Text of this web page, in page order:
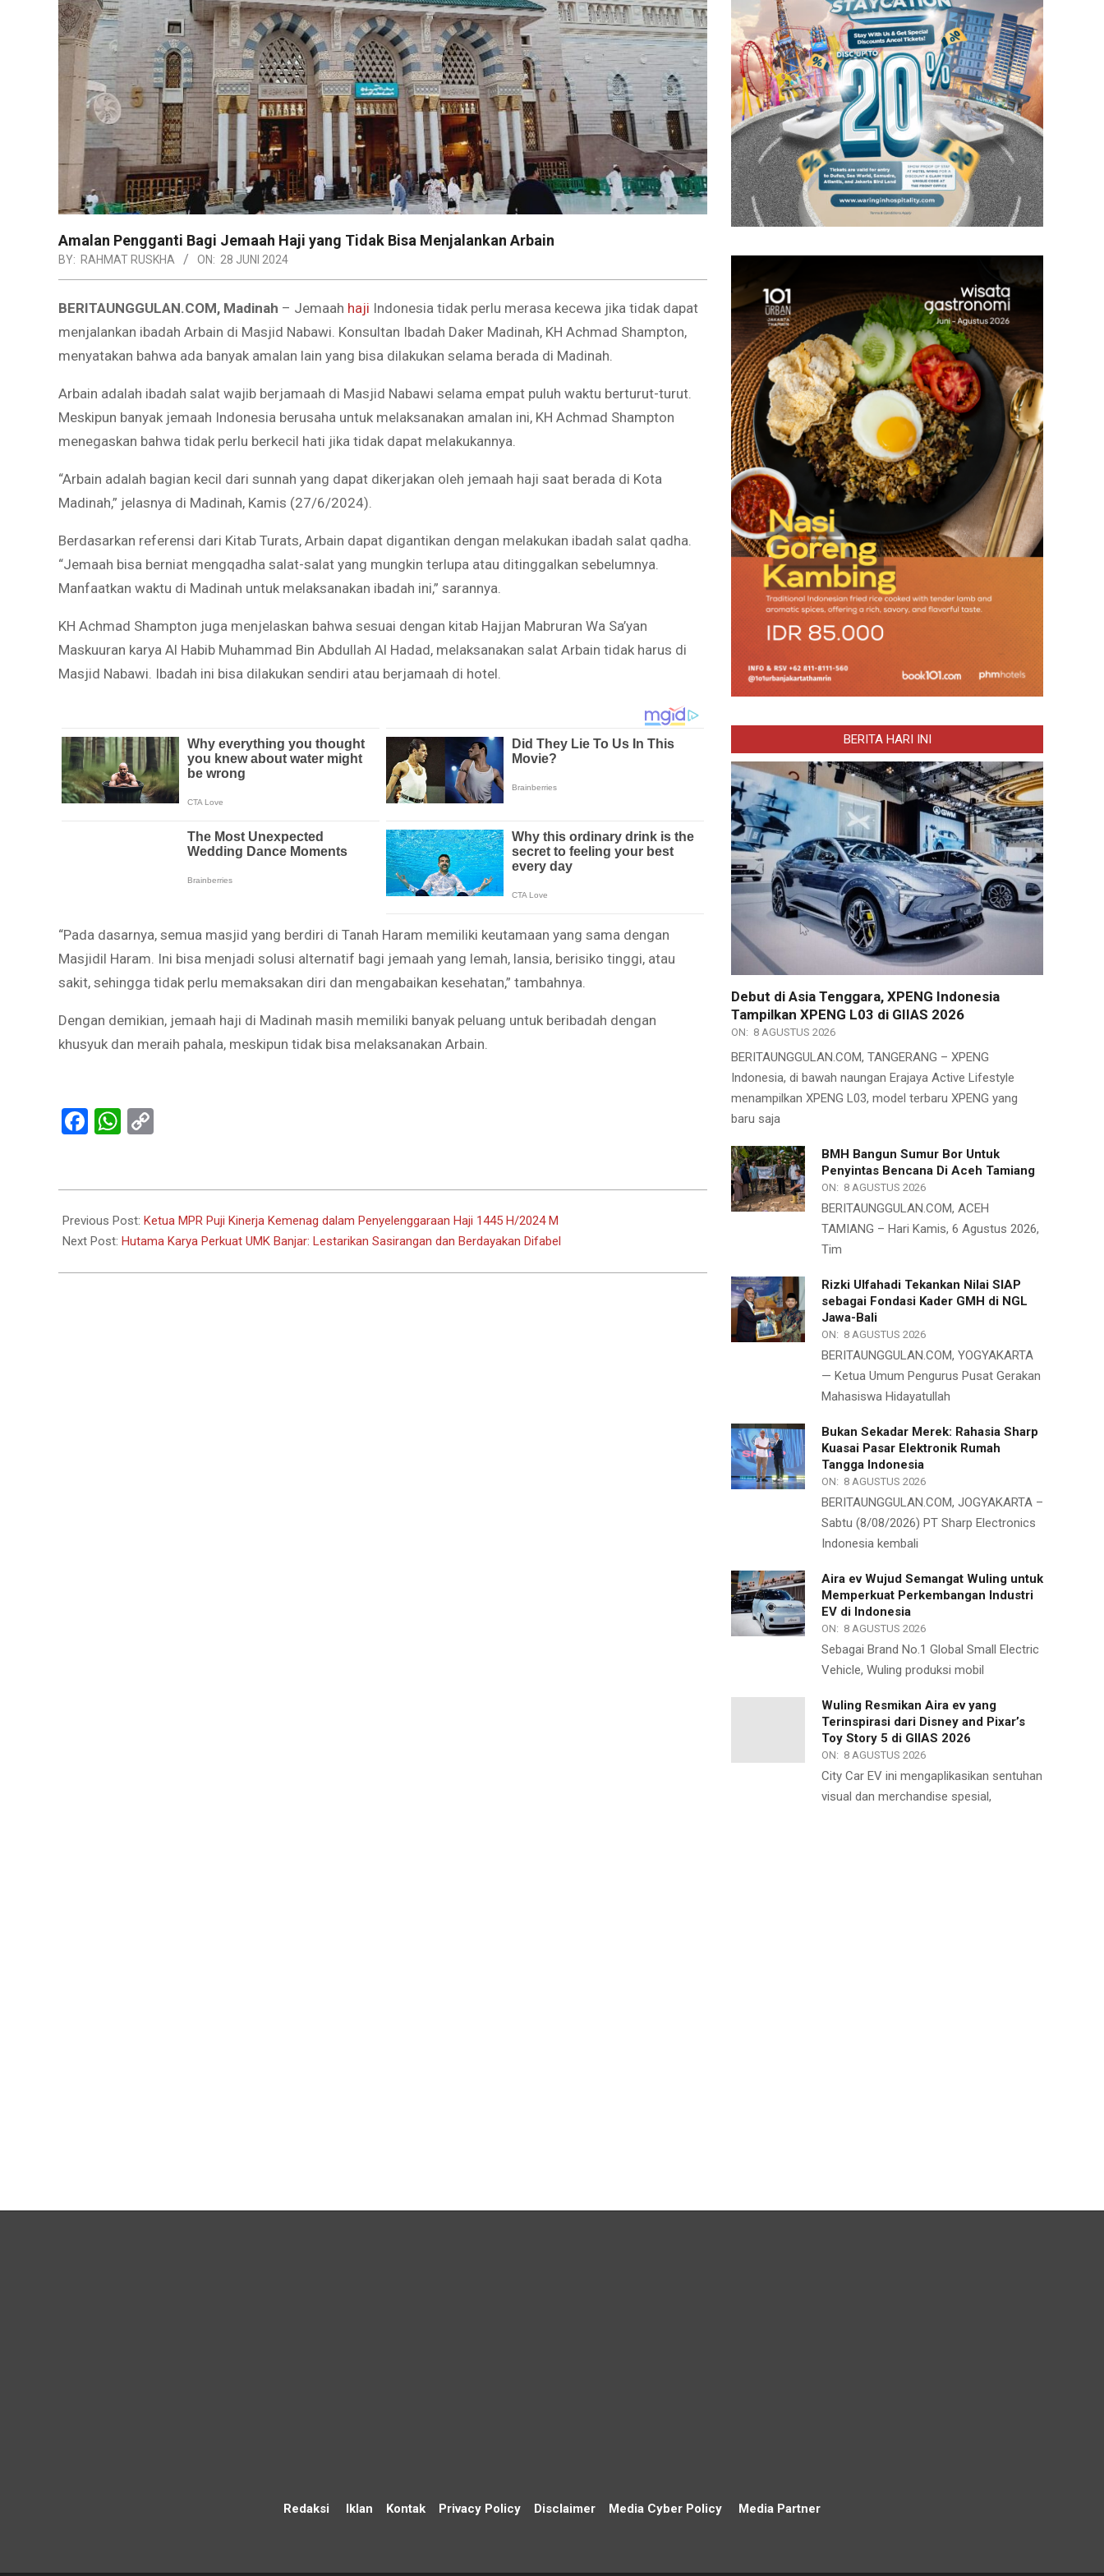
Amalan Pengganti Bagi Jemaah Haji yang Tidak Bisa Menjalankan Arbain
BY: RAHMAT RUSKHA ON: 28 JUNI 2024
BERITAUNGGULAN.COM, Madinah – Jemaah haji Indonesia tidak perlu merasa kecewa jika tidak dapat
menjalankan ibadah Arbain di Masjid Nabawi. Konsultan Ibadah Daker Madinah, KH Achmad Shampton,
menyatakan bahwa ada banyak amalan lain yang bisa dilakukan selama berada di Madinah.
Arbain adalah ibadah salat wajib berjamaah di Masjid Nabawi selama empat puluh waktu berturut-turut.
Meskipun banyak jemaah Indonesia berusaha untuk melaksanakan amalan ini, KH Achmad Shampton
menegaskan bahwa tidak perlu berkecil hati jika tidak dapat melakukannya.
“Arbain adalah bagian kecil dari sunnah yang dapat dikerjakan oleh jemaah haji saat berada di Kota
Madinah,” jelasnya di Madinah, Kamis (27/6/2024).
Berdasarkan referensi dari Kitab Turats, Arbain dapat digantikan dengan melakukan ibadah salat qadha.
“Jemaah bisa berniat mengqadha salat-salat yang mungkin terlupa atau ditinggalkan sebelumnya.
Manfaatkan waktu di Madinah untuk melaksanakan ibadah ini,” sarannya.
KH Achmad Shampton juga menjelaskan bahwa sesuai dengan kitab Hajjan Mabruran Wa Sa’yan
Maskuuran karya Al Habib Muhammad Bin Abdullah Al Hadad, melaksanakan salat Arbain tidak harus di
Masjid Nabawi. Ibadah ini bisa dilakukan sendiri atau berjamaah di hotel.
“Pada dasarnya, semua masjid yang berdiri di Tanah Haram memiliki keutamaan yang sama dengan
Masjidil Haram. Ini bisa menjadi solusi alternatif bagi jemaah yang lemah, lansia, berisiko tinggi, atau
sakit, sehingga tidak perlu memaksakan diri dan mengabaikan kesehatan,” tambahnya.
Dengan demikian, jemaah haji di Madinah masih memiliki banyak peluang untuk beribadah dengan
khusyuk dan meraih pahala, meskipun tidak bisa melaksanakan Arbain.
Facebook
WhatsApp
06-
28
Previous Post: Ketua MPR Puji Kinerja Kemenag dalam Penyelenggaraan Haji 1445 H/2024 M
Next Post: Hutama Karya Perkuat UMK Banjar: Lestarikan Sasirangan dan Berdayakan Difabel
BERITA HARI INI
Debut di Asia Tenggara, XPENG Indonesia
Tampilkan XPENG L03 di GIIAS 2026
ON: 8 AGUSTUS 2026
BERITAUNGGULAN.COM, TANGERANG – XPENG
Indonesia, di bawah naungan Erajaya Active Lifestyle
menampilkan XPENG L03, model terbaru XPENG yang
baru saja
BMH Bangun Sumur Bor Untuk
Penyintas Bencana Di Aceh Tamiang
ON: 8 AGUSTUS 2026
BERITAUNGGULAN.COM, ACEH
TAMIANG – Hari Kamis, 6 Agustus 2026,
Tim
Rizki Ulfahadi Tekankan Nilai SIAP
sebagai Fondasi Kader GMH di NGL
Jawa-Bali
ON: 8 AGUSTUS 2026
BERITAUNGGULAN.COM, YOGYAKARTA
— Ketua Umum Pengurus Pusat Gerakan
Mahasiswa Hidayatullah
Bukan Sekadar Merek: Rahasia Sharp
Kuasai Pasar Elektronik Rumah
Tangga Indonesia
ON: 8 AGUSTUS 2026
BERITAUNGGULAN.COM, JOGYAKARTA –
Sabtu (8/08/2026) PT Sharp Electronics
Indonesia kembali
Aira ev Wujud Semangat Wuling untuk
Memperkuat Perkembangan Industri
EV di Indonesia
ON: 8 AGUSTUS 2026
Sebagai Brand No.1 Global Small Electric
Vehicle, Wuling produksi mobil
Wuling Resmikan Aira ev yang
Terinspirasi dari Disney and Pixar’s
Toy Story 5 di GIIAS 2026
ON: 8 AGUSTUS 2026
City Car EV ini mengaplikasikan sentuhan
visual dan merchandise spesial,